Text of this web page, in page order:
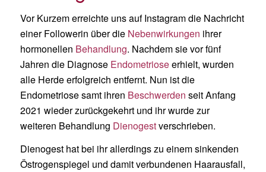
Vor Kurzem erreichte uns auf Instagram die Nachricht
einer Followerin über die Nebenwirkungen ihrer
hormonellen Behandlung. Nachdem sie vor fünf
Jahren die Diagnose Endometrioseerhielt, wurden
alle Herde erfolgreich entfernt. Nun ist die
Endometriose samt ihren Beschwerden seit Anfang
2021 wieder zurückgekehrt und ihr wurde zur
weiteren Behandlung Dienogestverschrieben.
Dienogest hat bei ihr allerdings zu einem sinkenden
Östrogenspiegel und damit verbundenen Haarausfall,